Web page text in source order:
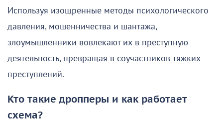
Используя изощренные методы психологического
давления, мошенничества и шантажа,
злоумышленники вовлекают их в преступную
деятельность, превращая в соучастников тяжких
преступлений.
Кто такие дропперы и как работает
схема?